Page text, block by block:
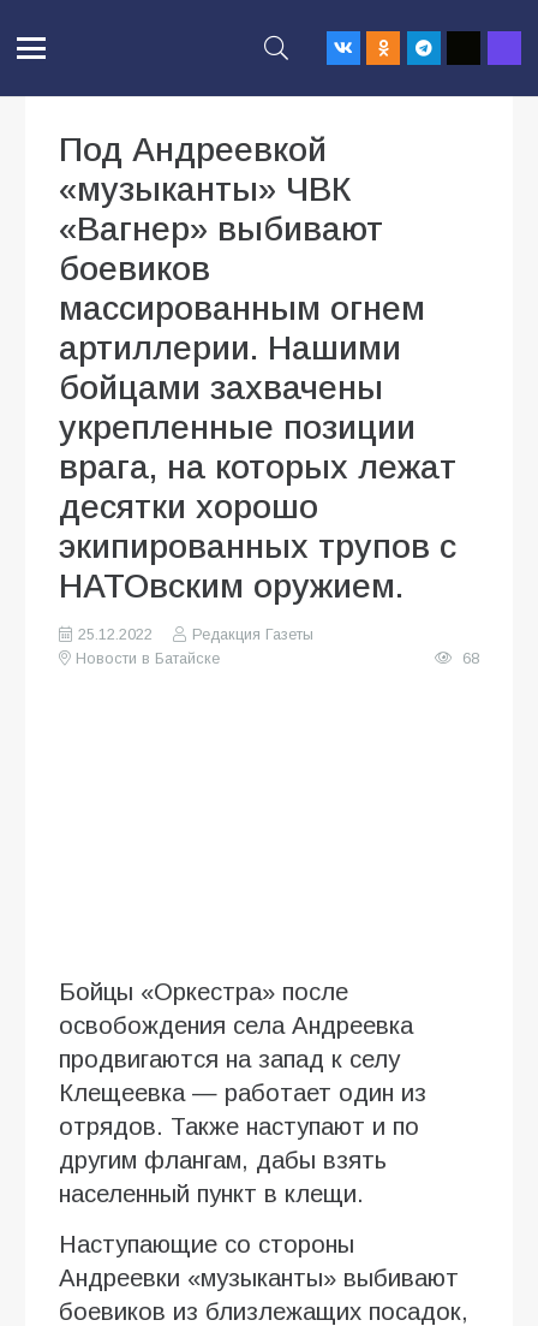
Под Андреевкой
«музыканты» ЧВК
«Вагнер» выбивают
боевиков
массированным огнем
артиллерии. Нашими
бойцами захвачены
укрепленные позиции
врага, на которых лежат
десятки хорошо
экипированных трупов с
НАТОвским оружием.
25.12.2022
Редакция Газеты
Новости в Батайске
68
Бойцы «Оркестра» после
освобождения села Андреевка
продвигаются на запад к селу
Клещеевка — работает один из
отрядов. Также наступают и по
другим флангам, дабы взять
населенный пункт в клещи.
Наступающие со стороны
Андреевки «музыканты» выбивают
боевиков из близлежащих посадок,